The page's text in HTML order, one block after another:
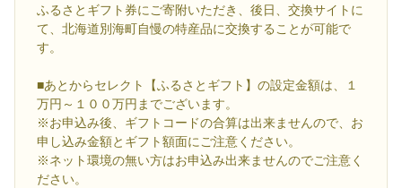
ふるさとギフト券にご寄附いただき、後日、交換サイトに
て、北海道別海町自慢の特産品に交換することが可能で
す。
■あとからセレクト【ふるさとギフト】の設定金額は、１
万円～１００万円までございます。
※お申込み後、ギフトコードの合算は出来ませんので、お
申し込み金額とギフト額面にご注意ください。
※ネット環境の無い方はお申込み出来ませんのでご注意く
ださい。